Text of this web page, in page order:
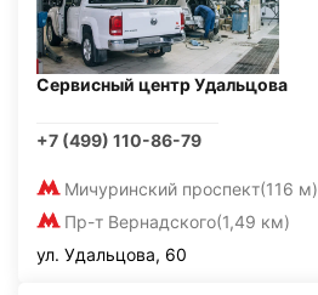
Сервисный центр Удальцова
+7 (499) 110-86-79
Мичуринский проспект(116 м)
Пр-т Вернадского(1,49 км)
ул. Удальцова, 60